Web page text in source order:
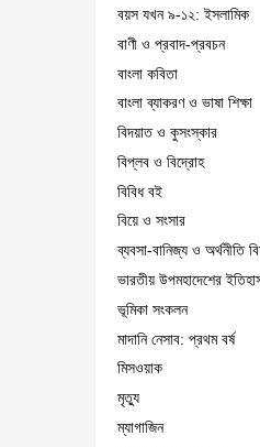
বয়স যখন ৯-১২: ইসলামিক
বাণী ও প্রবাদ-প্রবচন
বাংলা কবিতা
বাংলা ব্যাকরণ ও ভাষা শিক্ষা
বিদয়াত ও কুসংস্কার
বিপ্লব ও বিদ্রোহ
বিবিধ বই
বিয়ে ও সংসার
ব্যবসা-বানিজ্য ও অর্থনীতি
ভারতীয় উপমহাদেশের
ভূমিকা সংকলন
মাদানি নেসাব: প্রথম বর্ষ
মিসওয়াক
মৃত্যু
ম্যাগাজিন